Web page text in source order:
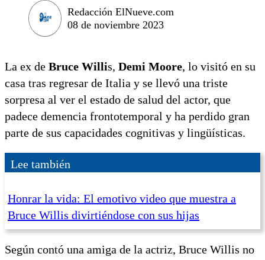
Redacción ElNueve.com
08 de noviembre 2023
La ex de Bruce Willis, Demi Moore, lo visitó en su
casa tras regresar de Italia y se llevó una triste
sorpresa al ver el estado de salud del actor, que
padece demencia frontotemporal y ha perdido gran
parte de sus capacidades cognitivas y lingüísticas.
Lee también
Honrar la vida: El emotivo video que muestra a
Bruce Willis divirtiéndose con sus hijas
Según contó una amiga de la actriz, Bruce Willis no